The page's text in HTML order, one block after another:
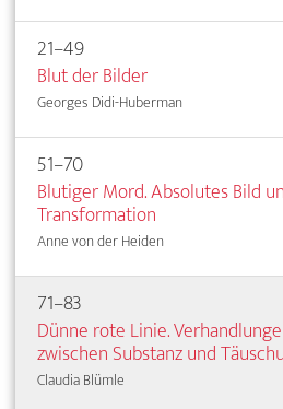
21–49
Blut der Bilder
Georges Didi-Huberman
51–70
Blutiger Mord. Absolutes Bild
Transformation
Anne von der Heiden
71–83
Dünne rote Linie.
zwischen Substanz und
Claudia Blümle